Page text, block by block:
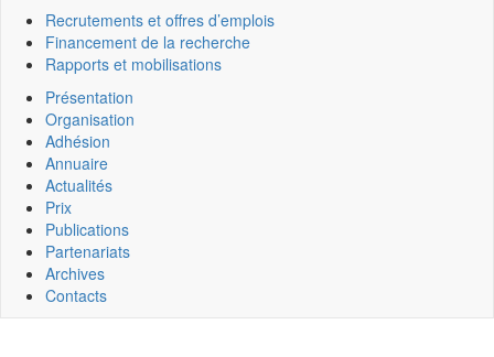
Recrutements et offres d’emplois
Financement de la recherche
Rapports et mobilisations
Présentation
Organisation
Adhésion
Annuaire
Actualités
Prix
Publications
Partenariats
Archives
Contacts